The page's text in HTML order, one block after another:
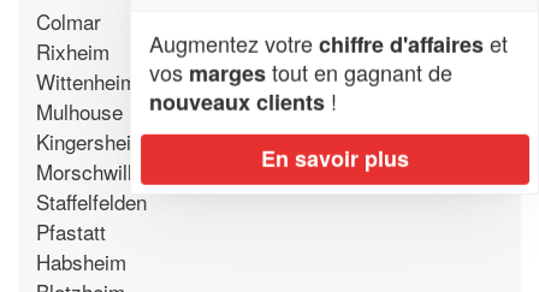
Colmar
Rixheim
Wittenheim
Mulhouse
Kingersheim
Morschwiller-le-Bas
Staffelfelden
Pfastatt
Habsheim
Augmentez votrechiffre d'affaireset
vos margestout en gagnant de
nouveaux clients !
En savoir plus